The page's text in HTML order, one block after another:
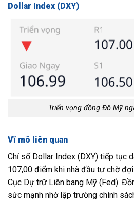
Dollar Index (DXY)
Triển vọng đồng Đô Mỹ
Vĩ mô liên quan
Chỉ số Dollar Index (DXY) tiếp tục
107,00 điểm khi nhà đầu tư chờ
Cục Dự trữ Liên bang Mỹ (Fed).
sức mạnh nhờ lập trường chính